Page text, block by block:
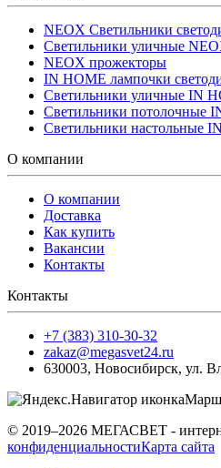
NEOX Светильники
Светильники уличные
NEOX прожекторы
IN HOME лампочки
Светильники уличные IN
Светильники потолочные
Светильники настольные
О компании
О компании
Доставка
Как купить
Вакансии
Контакты
Контакты
+7 (383) 310-30-32
zakaz@megasvet24.ru
630003, Новосибирск, ул.
© 2019–2026 МЕГАСВЕТ -
конфиденциальностиКарта сайта